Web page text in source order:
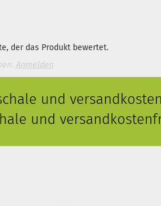
der das Produkt bewertet.
Anmelden
und
und